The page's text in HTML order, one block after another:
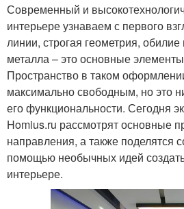
Современный и
интерьере узнаваем с первого
линии, строгая геометрия, обилие
металла – это основные
Пространство в таком
максимально свободным, но это
его функциональности. Сегодня
Homius.ru рассмотрят основные
направления, а также поделятся
помощью необычных идей
интерьере.